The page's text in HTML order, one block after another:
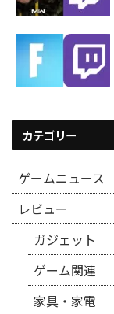
カテゴリー
ゲームニュース
レビュー
ガジェット
ゲーム関連
家具・家電